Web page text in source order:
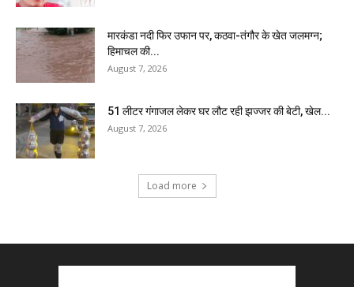
मारकंडा नदी फिर उफान पर, कठवा-तंगौर के खेत जलमग्न;
हिमाचल की...
August 7, 2026
51 लीटर गंगाजल लेकर घर लौट रही झज्जर की बेटी, खेल...
August 7, 2026
Load more